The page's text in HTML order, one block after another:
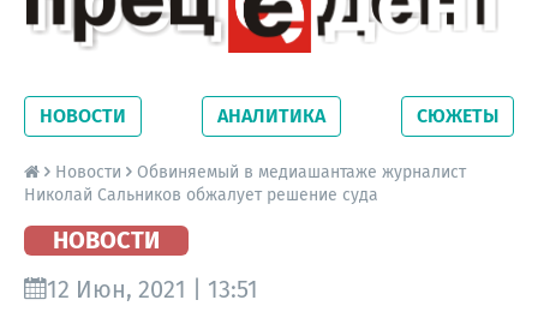
Новосибирской области. Читайте свежие
новости на сайте сетевого издания
Precedent.
НОВОСТИ АНАЛИТИКА СЮЖЕТЫ
Новости
Обвиняемый в медиашантаже журналист
Николай Сальников обжалует решение суда
НОВОСТИ
12 Июн, 2021 | 13:51